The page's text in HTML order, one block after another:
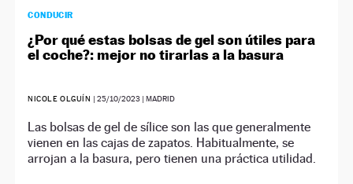
CONDUCIR
¿Por qué estas bolsas de gel son útiles para
el coche?: mejor no tirarlas a la basura
NICOLE OLGUÍN | 25/10/2023| MADRID
Las bolsas de gel de sílice son las que generalmente
vienen en las cajas de zapatos. Habitualmente, se
arrojan a la basura, pero tienen una práctica utilidad.